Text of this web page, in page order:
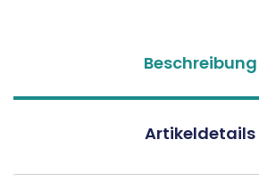
Beschreibung
Artikeldetails